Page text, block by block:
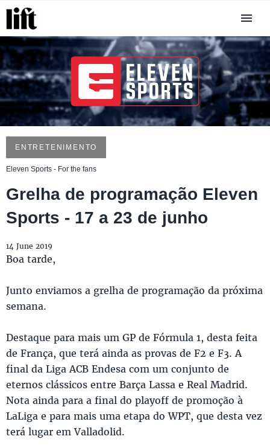
ENTRETENIMENTO
Eleven Sports - For the fans
Grelha de programação Eleven
Sports - 17 a 23 de junho
14 June 2019
Boa tarde,
Junto enviamos a grelha de programação da próxima
semana.
Destaque para mais um GP de Fórmula 1, desta feita
de França, que terá ainda as provas de F2 e F3. A
final da Liga ACB Endesa com um conjunto de
eternos clássicos entre Barça Lassa e Real Madrid.
Nota ainda para a final do playoff de promoção à
LaLiga e para mais uma etapa do WPT, que desta vez
terá lugar em Valladolid.